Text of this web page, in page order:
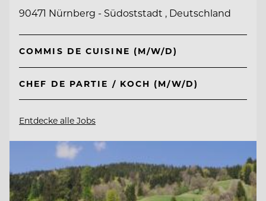
90471 Nürnberg - Südoststadt , Deutschland
COMMIS DE CUISINE (M/W/D)
CHEF DE PARTIE / KOCH (M/W/D)
Entdecke alle Jobs